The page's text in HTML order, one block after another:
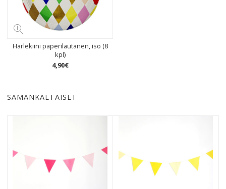
Harlekiini paperilautanen, iso (8
kpl)
4,90€
SAMANKALTAISET